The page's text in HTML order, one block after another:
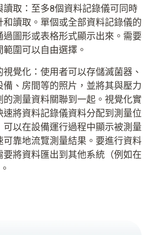
讀取：至多8個資料記錄儀可同時
和讀取。單個或全部資料記錄儀的
過圖形或表格形式顯示出來。需要
範圍可以自由選擇。
視覺化：使用者可以存儲滅菌器、
備、房間等的照片，並將其與壓力
的測量資料關聯到一起。視覺化實
速將資料記錄儀資料分配到測量位
可以在設備運行過程中顯示被測量
可靠地流覽測量結果。要進行資料
要將資料匯出到其他系統（例如在